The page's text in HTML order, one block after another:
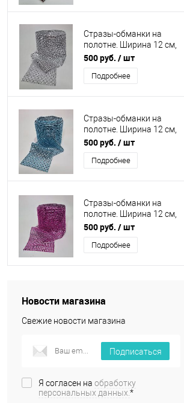
Стразы-обманки на
полотне. Ширина 12 см,
длина 9 метров. Цвет
серебро Вес 700 гр.
500 руб. / шт
Подробнее
Стразы-обманки на
полотне. Ширина 12 см,
длина 9 метров. Цвет
голубой. Вес 700 гр.
500 руб. / шт
Подробнее
Стразы-обманки на
полотне. Ширина 12 см,
длина 9 метров. Цвет
ярко розовый. Вес 700 гр.
500 руб. / шт
Подробнее
Новости магазина
Свежие новости магазина
Подписаться
Я согласен на обработку
персональных данных. *